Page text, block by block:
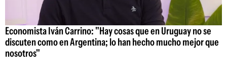
Economista Iván Carrino: "Hay cosas que en Uruguay no se
discuten como en Argentina; lo han hecho mucho mejor que
nosotros"